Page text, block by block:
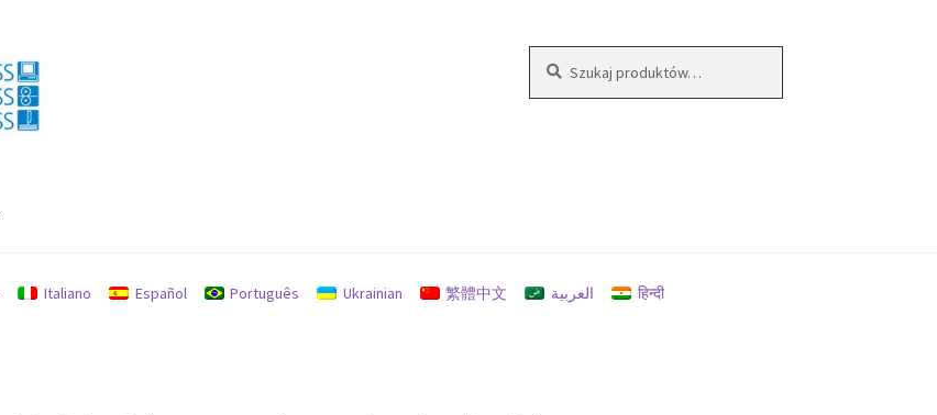
Italiano Español Português Ukrainian 繁體中文 العربية
हिन्दी